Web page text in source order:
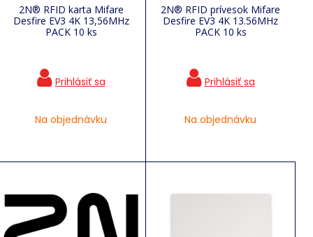
2N® RFID karta Mifare
Desfire EV3 4K 13,56MHz
PACK 10 ks
Na objednávku
2N® RFID prívesok Mifare
Desfire EV3 4K 13.56MHz
PACK 10 ks
Na objednávku